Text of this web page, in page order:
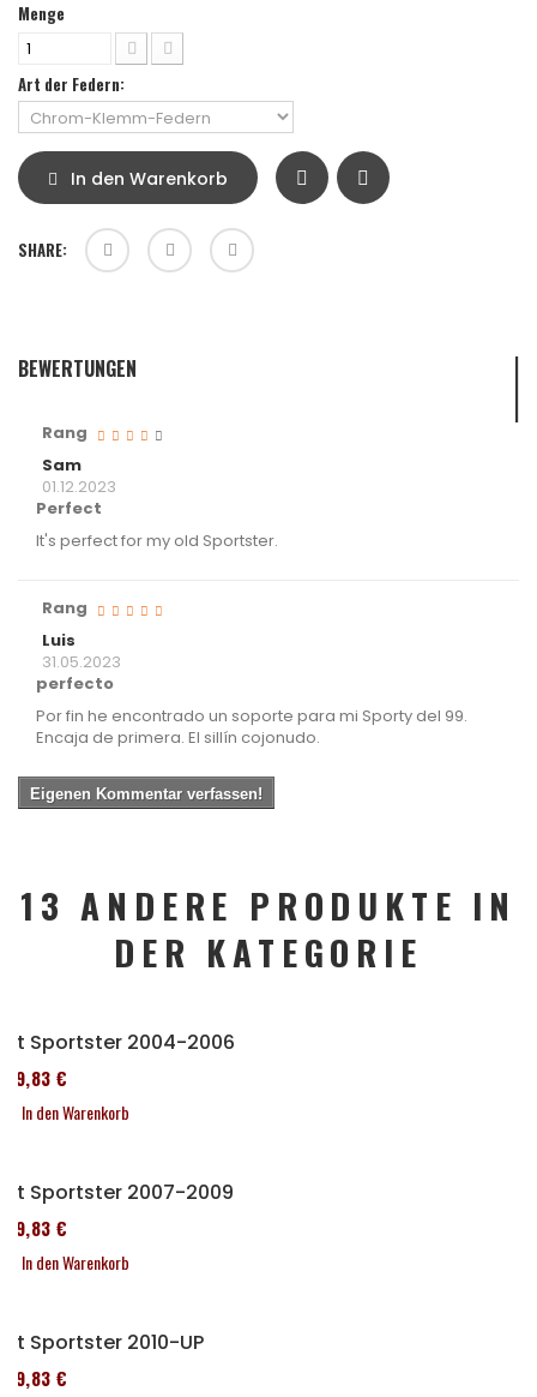
Menge
Art der Federn:
In den Warenkorb
SHARE:
BEWERTUNGEN
Rang
Sam
01.12.2023
Perfect
It's perfect for my old Sportster.
Rang
Luis
31.05.2023
perfecto
Por fin he encontrado un soporte para mi Sporty del 99.
Encaja de primera. El sillín cojonudo.
Eigenen Kommentar verfassen!
13 ANDERE PRODUKTE IN
DER KATEGORIE
Kit Sportster 2004-2006
119,83 €
In den Warenkorb
Kit Sportster 2007-2009
119,83 €
In den Warenkorb
Kit Sportster 2010-UP
119,83 €